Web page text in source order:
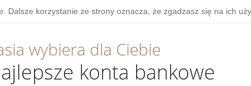
Dalsze korzystanie ze strony oznacza, że zgadzasz się na ich
wybiera dla Ciebie
konta bankowe